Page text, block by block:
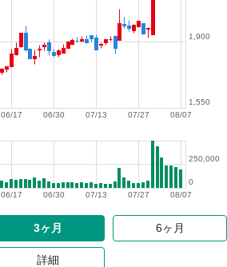
08/07
07/27
07/13
06/30
06/17
1,550
1,900
08/07
07/27
07/13
06/30
06/17
0
250,000
3ヶ月 6ヶ月
詳細